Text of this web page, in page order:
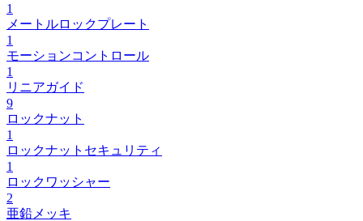
1
メートルロックプレート
1
モーションコントロール
1
リニアガイド
9
ロックナット
1
ロックナットセキュリティ
1
ロックワッシャー
2
亜鉛メッキ